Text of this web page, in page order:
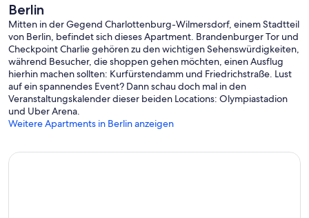
- Fridge & freezer
- Automatic KRUPS coffee machine
- Kettle
- Toaster
- And of course all necessary cutlery, crockery, pots and pans
Berlin
Mitten in der Gegend Charlottenburg-Wilmersdorf, einem Stadtteil
von Berlin, befindet sich dieses Apartment. Brandenburger Tor und
Checkpoint Charlie gehören zu den wichtigen Sehenswürdigkeiten,
während Besucher, die shoppen gehen möchten, einen Ausflug
hierhin machen sollten: Kurfürstendamm und Friedrichstraße. Lust
auf ein spannendes Event? Dann schau doch mal in den
Veranstaltungskalender dieser beiden Locations: Olympiastadion
und Uber Arena.
Weitere Apartments in Berlin anzeigen